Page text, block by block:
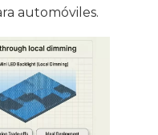
automóviles.